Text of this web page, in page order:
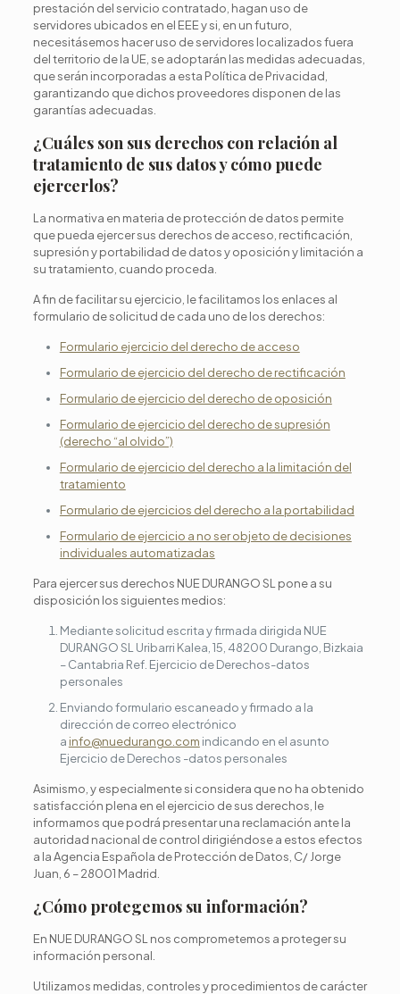
prestación del servicio contratado, hagan uso de
servidores ubicados en el EEE y si, en un futuro,
necesitásemos hacer uso de servidores localizados fuera
del territorio de la UE, se adoptarán las medidas adecuadas,
que serán incorporadas a esta Política de Privacidad,
garantizando que dichos proveedores disponen de las
garantías adecuadas.
¿Cuáles son sus derechos con relación al
tratamiento de sus datos y cómo puede
ejercerlos?
La normativa en materia de protección de datos permite
que pueda ejercer sus derechos de acceso, rectificación,
supresión y portabilidad de datos y oposición y limitación a
su tratamiento, cuando proceda.
A fin de facilitar su ejercicio, le facilitamos los enlaces al
formulario de solicitud de cada uno de los derechos:
Formulario ejercicio del derecho de acceso
Formulario de ejercicio del derecho de rectificación
Formulario de ejercicio del derecho de oposición
Formulario de ejercicio del derecho de supresión
(derecho “al olvido”)
Formulario de ejercicio del derecho a la limitación del
tratamiento
Formulario de ejercicios del derecho a la portabilidad
Formulario de ejercicio a no ser objeto de decisiones
individuales automatizadas
Para ejercer sus derechos NUE DURANGO SL pone a su
disposición los siguientes medios:
Mediante solicitud escrita y firmada dirigida NUE
DURANGO SL Uribarri Kalea, 15, 48200 Durango, Bizkaia
– Cantabria Ref. Ejercicio de Derechos-datos
personales
Enviando formulario escaneado y firmado a la
dirección de correo electrónico
a info@nuedurango.com indicando en el asunto
Ejercicio de Derechos -datos personales
Asimismo, y especialmente si considera que no ha obtenido
satisfacción plena en el ejercicio de sus derechos, le
informamos que podrá presentar una reclamación ante la
autoridad nacional de control dirigiéndose a estos efectos
a la Agencia Española de Protección de Datos, C/ Jorge
Juan, 6 – 28001 Madrid.
¿Cómo protegemos su información?
En NUE DURANGO SL nos comprometemos a proteger su
información personal.
Utilizamos medidas, controles y procedimientos de carácter